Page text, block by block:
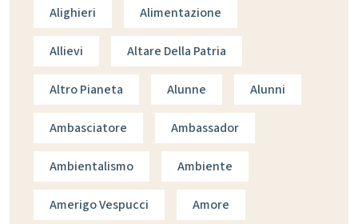
Alighieri Alimentazione
Allievi Altare Della Patria
Altro Pianeta Alunne Alunni
Ambasciatore Ambassador
Ambientalismo Ambiente
Amerigo Vespucci Amore